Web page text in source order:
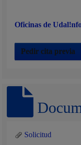
Oficinas de
Pedir cita previa
Solicitud